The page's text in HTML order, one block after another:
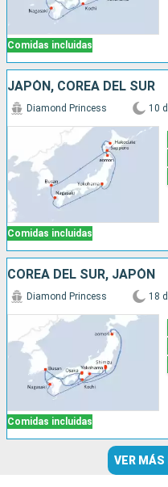
Comidas incluidas
JAPÓN, COREA DEL SUR
Comidas incluidas
Diamond Princess 10 d
COREA DEL SUR, JAPÓN
Comidas incluidas
Diamond Princess 18 d
VER MÁS